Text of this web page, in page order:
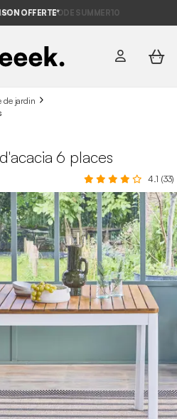
AVEC LECODE SUMMER10
OFFERTE*
de jardin
6 places
4.1 (33)